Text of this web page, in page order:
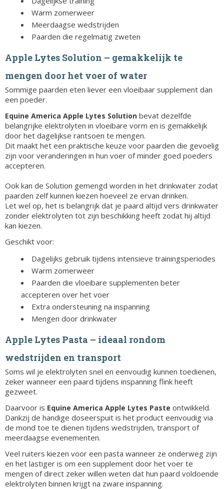
Warm zomerweer
Meerdaagse wedstrijden
Paarden die regelmatig zweten
Apple Lytes Solution – gemakkelijk te
mengen door het voer of water
Sommige paarden eten liever een vloeibaar supplement dan
een poeder.
Equine America Apple Lytes Solution bevat dezelfde
belangrijke elektrolyten in vloeibare vorm en is gemakkelijk
door het dagelijkse rantsoen te mengen.
Dit maakt het een praktische keuze voor paarden die gevoelig
zijn voor veranderingen in hun voer of minder goed poeders
accepteren.
Ook kan de Solution gemengd worden in het drinkwater zodat
paarden zelf kunnen kiezen hoeveel ze ervan drinken.
Let wel op, het is belangrijk dat je paard altijd vers drinkwater
zonder elektrolyten tot zijn beschikking heeft zodat hij altijd
kan kiezen.
Geschikt voor:
Dagelijks gebruik tijdens intensieve trainingsperiodes
Warm zomerweer
Paarden die vloeibare supplementen beter
accepteren over het voer
Extra ondersteuning na inspanning
Mengen door drinkwater
Apple Lytes Pasta – ideaal rondom
wedstrijden en transport
Soms wil je elektrolyten snel en eenvoudig kunnen toedienen,
zeker wanneer een paard tijdens inspanning flink heeft
gezweet.
Daarvoor is Equine America Apple Lytes Paste ontwikkeld.
Dankzij de handige doseerspuit is het product eenvoudig via
de mond toe te dienen tijdens wedstrijden, transport of
meerdaagse evenementen.
Veel ruiters kiezen voor een pasta wanneer ze onderweg zijn
en het lastiger is om een supplement door het voer te
mengen of direct zeker willen weten dat hun paard voldoende
elektrolyten binnen krijgt na zware inspanning.